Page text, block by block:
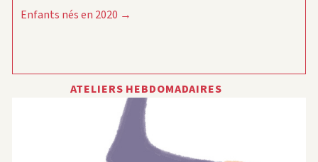
Enfants nés en 2020
ATELIERS HEBDOMADAIRES